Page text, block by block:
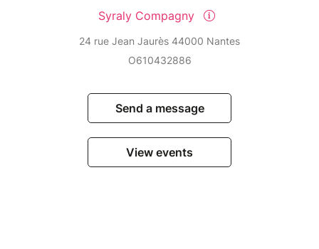
Syraly Compagny
24 rue Jean Jaurès 44000 Nantes
O610432886
Send a message
View events